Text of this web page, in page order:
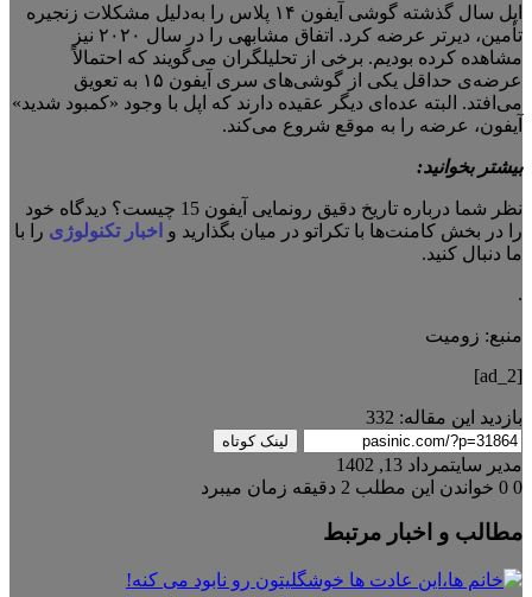
اپل سال گذشته گوشی آیفون ۱۴ پلاس را به‌دلیل مشکلات زنجیره‌
تأمین، دیرتر عرضه کرد. اتفاق مشابهی را در سال ۲۰۲۰ نیز
مشاهده کرده بودیم. برخی از تحلیلگران می‌گویند که احتمالاً
عرضه‌ی حداقل یکی از گوشی‌های سری آیفون ۱۵ به تعویق
می‌افتد. البته عده‌ای دیگر عقیده دارند که اپل با وجود «کمبود شدید»
آیفون، عرضه را به موقع شروع می‌کند.
بیشتر بخوانید:
نظر شما درباره تاریخ دقیق رونمایی آیفون 15 چیست؟ دیدگاه خود
را در بخش کامنت‌ها با تکراتو در میان بگذارید و اخبار تکنولوژی را با
ما دنبال کنید.
.
منبع: زومیت
[ad_2]
بازدید این مقاله: 332
لینک کوتاه
مدیر سایتمرداد 13, 1402
0
خواندن این مطلب 2 دقیقه زمان میبرد
مطالب و اخبار مرتبط